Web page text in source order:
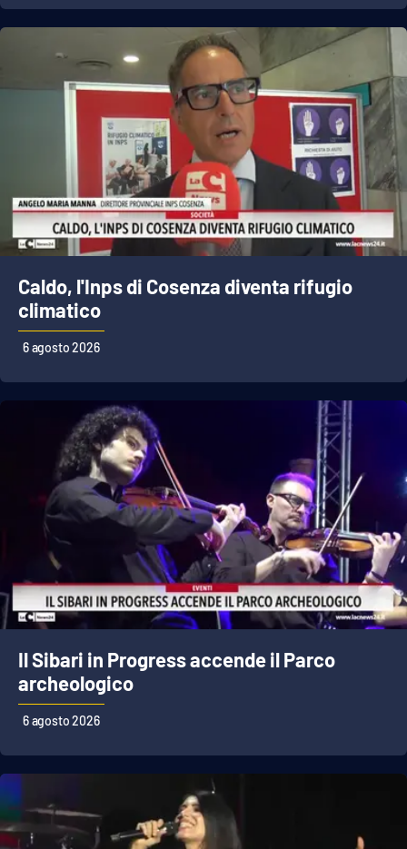
Caldo, l'Inps di Cosenza diventa rifugio
climatico
6 agosto 2026
Il Sibari in Progress accende il Parco
archeologico
6 agosto 2026